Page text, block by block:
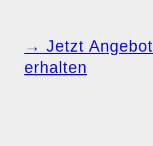
→ Jetzt Angebot
erhalten